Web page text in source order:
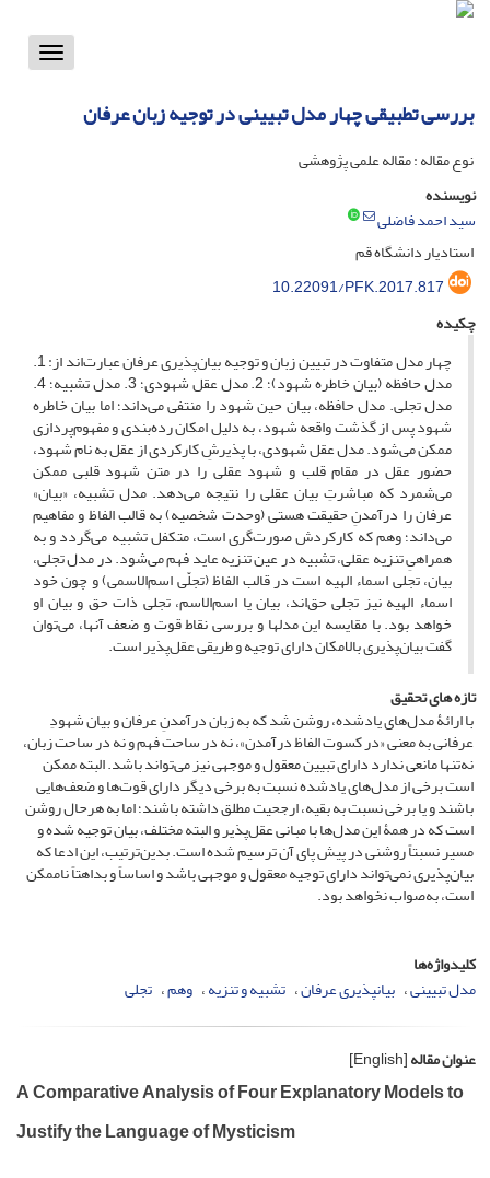
Toggle
بررسی تطبیقی چهار مدل تبیینی در توجیه زبان عرفان
نوع مقاله : مقاله علمی پژوهشی
نویسنده
سید احمد فاضلی
استادیار دانشگاه قم
10.22091/PFK.2017.817
چکیده
چهار مدل متفاوت در تبیین زبان و توجیه بیان‌پذیری عرفان عبارت‌اند از: 1.
مدل حافظه (بیان خاطره شهود)؛ 2. مدل عقل شهودی؛ 3. مدل تشبیه؛ 4.
مدل تجلی. مدل حافظه، بیان حین شهود را منتفی می‌داند؛ اما بیان خاطره
شهود پس از گذشت واقعه شهود، به دلیل امکان رده‌بندی و مفهوم‌پردازی
ممکن می‌شود. مدل عقل شهودی، با پذیرشِ کارکردی از عقل به نام شهود،
حضور عقل در مقام قلب و شهود عقلی را در متن شهود قلبی ممکن
می‌شمرد که مباشرتِ بیان عقلی را نتیجه می‌دهد. مدل تشبیه، «بیان»
عرفان را درآمدنِ حقیقت هستی (وحدت شخصیه) به قالب الفاظ و مفاهیم
می‌داند؛ وهم که کارکردش صورت‌گری است، متکفل تشبیه می‌گردد و به
همراهیِ تنزیه عقلی، تشبیه در عین تنزیه عاید فهم می‌شود. در مدل تجلی،
بیان، تجلی اسماء الهیه است در قالب الفاظ (تجلّی اسم‌الاسمی) و چون خود
اسماء الهیه نیز تجلی حق‌اند، بیان یا اسم‌الاسم، تجلی ذات حق و بیان او
خواهد بود. با مقایسه این مدلها و بررسی نقاط قوت و ضعف آنها، می‌توان
گفت بیان‌پذیری بالامکان دارای توجیه و طریقی عقل‌پذیر است.
تازه های تحقیق
با ارائۀ مدل‌های یادشده، روشن شد که به زبان درآمدنِ عرفان و بیان شهودِ
عرفانی به معنی «در کسوت الفاظ درآمدن»، نه در ساحت فهم و نه در ساحت زبان،
نه‌تنها مانعی ندارد دارای تبیین معقول و موجهی نیز می‌تواند باشد. البته ممکن
است برخی از مدل‌های یادشده نسبت به برخی دیگر دارای قوت‌ها و ضعف‌هایی
باشند و یا برخی نسبت به بقیه، ارجحیت مطلق داشته باشند؛ اما به هرحال روشن
است که در همۀ این مدل‌ها با مبانی عقل‌پذیر و البته مختلف، بیان توجیه شده و
مسیر نسبتاً روشنی در پیش پای آن ترسیم شده است. بدین‌ترتیب، این ادعا که
بیان‌پذیری نمی‌تواند دارای توجیه معقول و موجهی باشد و اساساً و بداهتاً ناممکن
است، به‌صواب نخواهد بود.
کلیدواژه‌ها
مدل تبیینی بیانپذیری عرفان تشبیه و تنزیه وهم تجلی
عنوان مقاله[English]
A Comparative Analysis of Four Explanatory Models to
Justify the Language of Mysticism